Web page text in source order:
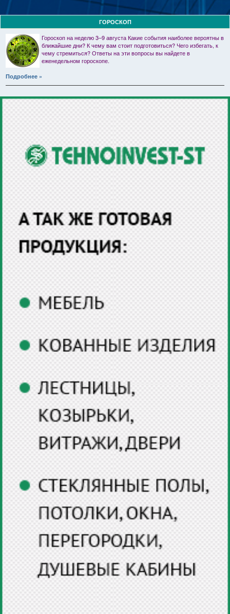
ГОРОСКОП
Гороскоп на неделю 3–9 августа Какие события наиболее вероятны в
ближайшие дни? К чему вам стоит подготовиться? Чего избегать, к
чему стремиться? Ответы на эти вопросы вы найдете в
еженедельном гороскопе.
Подробнее »